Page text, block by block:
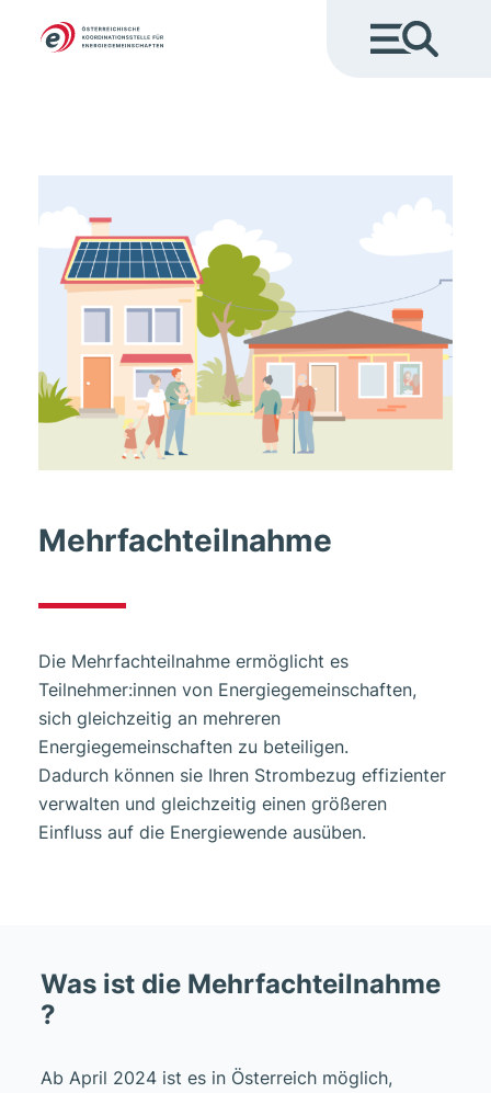
Mehrfachteilnahme
Die Mehrfachteilnahme ermöglicht es
Teilnehmer:innen von Energiegemeinschaften,
sich gleichzeitig an mehreren
Energiegemeinschaften zu beteiligen.
Dadurch können sie Ihren Strombezug effizienter
verwalten und gleichzeitig einen größeren
Einfluss auf die Energiewende ausüben.
Was ist die Mehrfachteilnahme
?
Ab April 2024 ist es in Österreich möglich,